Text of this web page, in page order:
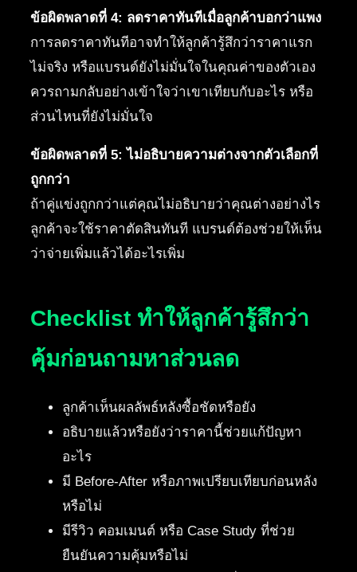
ข้อผิดพลาดที่ 4: ลดราคาทันทีเมื่อลูกค้าบอกว่าแพง
การลดราคาทันทีอาจทำให้ลูกค้ารู้สึกว่าราคาแรก
ไม่จริง หรือแบรนด์ยังไม่มั่นใจในคุณค่าของตัวเอง
ควรถามกลับอย่างเข้าใจว่าเขาเทียบกับอะไร หรือ
ส่วนไหนที่ยังไม่มั่นใจ
ข้อผิดพลาดที่ 5: ไม่อธิบายความต่างจากตัวเลือกที่
ถูกกว่า
ถ้าคู่แข่งถูกกว่าแต่คุณไม่อธิบายว่าคุณต่างอย่างไร
ลูกค้าจะใช้ราคาตัดสินทันที แบรนด์ต้องช่วยให้เห็น
ว่าจ่ายเพิ่มแล้วได้อะไรเพิ่ม
Checklist ทำให้ลูกค้ารู้สึกว่า
คุ้มก่อนถามหาส่วนลด
ลูกค้าเห็นผลลัพธ์หลังซื้อชัดหรือยัง
อธิบายแล้วหรือยังว่าราคานี้ช่วยแก้ปัญหา
อะไร
มี Before-After หรือภาพเปรียบเทียบก่อนหลัง
หรือไม่
มีรีวิว คอมเมนต์ หรือ Case Study ที่ช่วย
ยืนยันความคุ้มหรือไม่